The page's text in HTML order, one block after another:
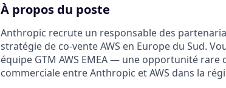
À propos du poste
Anthropic recrute un responsable des
stratégie de co-vente AWS en Europe du Sud.
équipe GTM AWS EMEA — une opportunité
commerciale entre Anthropic et AWS dans la